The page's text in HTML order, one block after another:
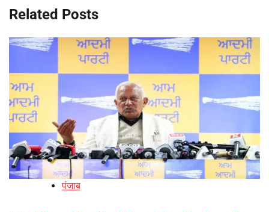
Related Posts
पंजाब